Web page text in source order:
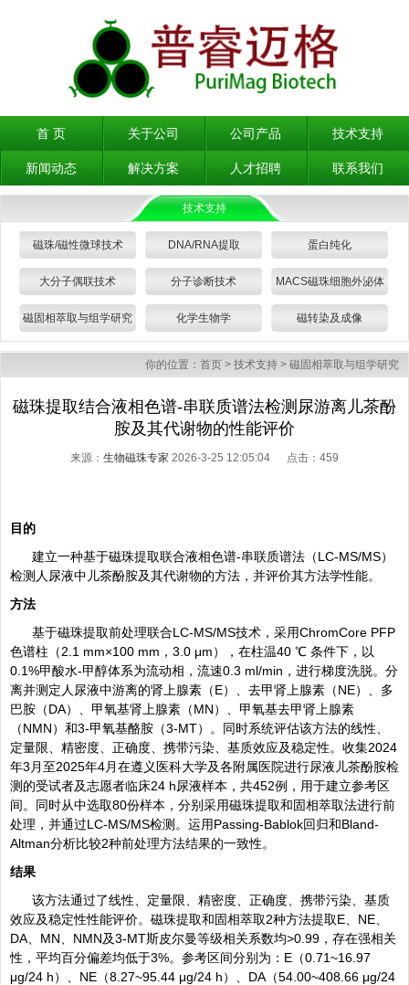
首 页 关于公司 公司产品 技术支持
新闻动态 解决方案 人才招聘 联系我们
技术支持
磁珠/磁性微球技术 DNA/RNA提取 蛋白纯化
大分子偶联技术 分子诊断技术 MACS磁珠细胞外泌体
分选
磁固相萃取与组学研究 化学生物学 磁转染及成像
你的位置： 首页 > 技术支持 > 磁固相萃取与组学研究
磁珠提取结合液相色谱-串联质谱法检测尿游离儿茶酚
胺及其代谢物的性能评价
来源： 生物磁珠专家 2026-3-25 12:05:04 点击： 459
目的
建立一种基于磁珠提取联合液相色谱-串联质谱法（LC-MS/MS）
检测人尿液中 儿茶酚胺及其代谢物的方法，并评价其方法学性能。
方法
基于磁珠提取前处理联合LC-MS/MS技术，采用ChromCore PFP
色谱柱（2.1 mm×100 mm，3.0 μm），在柱温40 ℃ 条件下，以
0.1%甲酸水-甲醇体系为流动相，流速0.3 ml/min，进行梯度洗脱。分
离并测定人尿液中游离的肾上腺素（E）、去甲肾上腺素（NE）、多
巴胺（DA）、甲氧基肾上腺素（MN）、甲氧基去甲肾上腺素
（NMN）和3-甲氧基酪胺（3-MT）。同时系统评估该方法的线性、
定量限、精密度、正确度、携带污染、 基质效应及稳定性。收集2024
年3月至2025年4月在遵义医科大学及各附属医院进行尿液儿茶酚胺检
测的受试者及志愿者临床24 h尿液样本，共452例，用于建立参考区
间。同时从中选取80份样本，分别采用磁珠提取和固相萃取法进行前
处理，并通过LC-MS/MS检测。运用Passing-Bablok回归和Bland-
Altman分析比较2种前处理方法结果的一致性。
结果
该方法通过了线性、定量限、精密度、正确度、携带污染、基质
效应及稳定性性能评价。磁珠提取和固相萃取2种方法提取E、NE、
DA、MN、NMN及3-MT斯皮尔曼等级相关系数均>0.99，存在强相关
性，平均百分偏差均低于3%。参考区间分别为：E（0.71~16.97
μg/24 h）、NE（8.27~95.44 μg/24 h）、DA（54.00~408.66 μg/24